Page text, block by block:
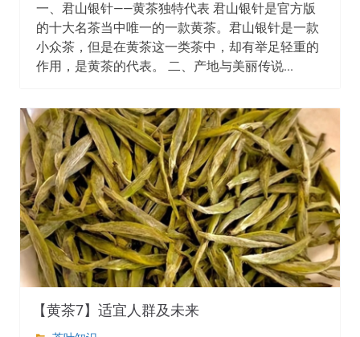
一、君山银针——黄茶独特代表 君山银针是官方版
的十大名茶当中唯一的一款黄茶。君山银针是一款
小众茶，但是在黄茶这一类茶中，却有举足轻重的
作用，是黄茶的代表。 二、产地与美丽传说...
【黄茶7】适宜人群及未来